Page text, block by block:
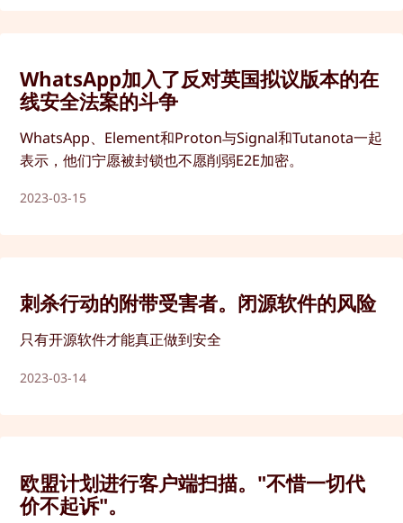
WhatsApp加入了反对英国拟议版本的在
线安全法案的斗争
WhatsApp、Element和Proton与Signal和Tutanota一起
表示，他们宁愿被封锁也不愿削弱E2E加密。
2023-03-15
刺杀行动的附带受害者。闭源软件的风险
只有开源软件才能真正做到安全
2023-03-14
欧盟计划进行客户端扫描。"不惜一切代
价不起诉"。